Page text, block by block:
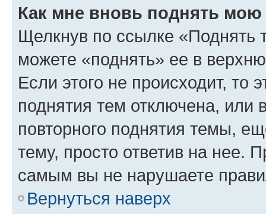
Как мне вновь поднять мою
Щелкнув по ссылке «Поднять
можете «поднять» ее в
Если этого не происходит, то
поднятия тем отключена, или
повторного поднятия темы,
тему, просто ответив на нее.
самым вы не нарушаете
Вернуться наверх